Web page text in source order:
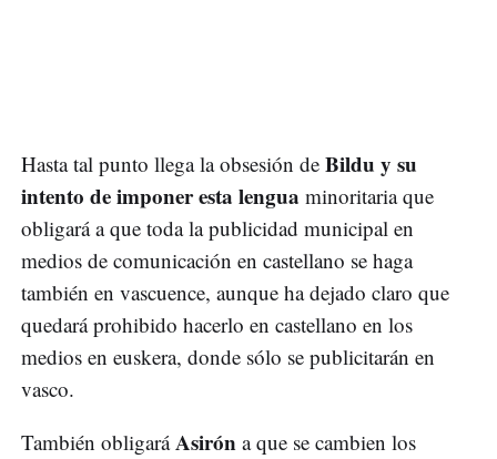
Hasta tal punto llega la obsesión de Bildu y su
intento de imponer esta lengua minoritaria que
obligará a que toda la publicidad municipal en
medios de comunicación en castellano se haga
también en vascuence, aunque ha dejado claro que
quedará prohibido hacerlo en castellano en los
medios en euskera, donde sólo se publicitarán en
vasco.
También obligaráAsirón a que se cambien los